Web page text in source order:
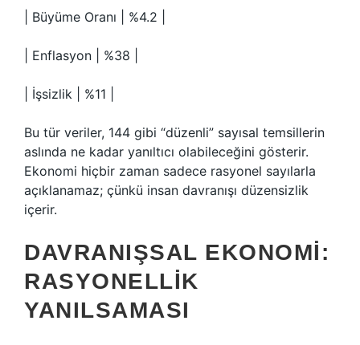
| Büyüme Oranı | %4.2 |
| Enflasyon | %38 |
| İşsizlik | %11 |
Bu tür veriler, 144 gibi “düzenli” sayısal temsillerin
aslında ne kadar yanıltıcı olabileceğini gösterir.
Ekonomi hiçbir zaman sadece rasyonel sayılarla
açıklanamaz; çünkü insan davranışı düzensizlik
içerir.
DAVRANIŞSAL EKONOMI:
RASYONELLIK
YANILSAMASI